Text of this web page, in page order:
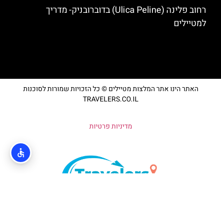
רחוב פלינה (Ulica Peline) בדוברובניק- מדריך
למטיילים
האתר הינו אתר המלצות מטיילים © כל הזכויות שמורות לסוכנות
TRAVELERS.CO.IL
מדיניות פרטיות